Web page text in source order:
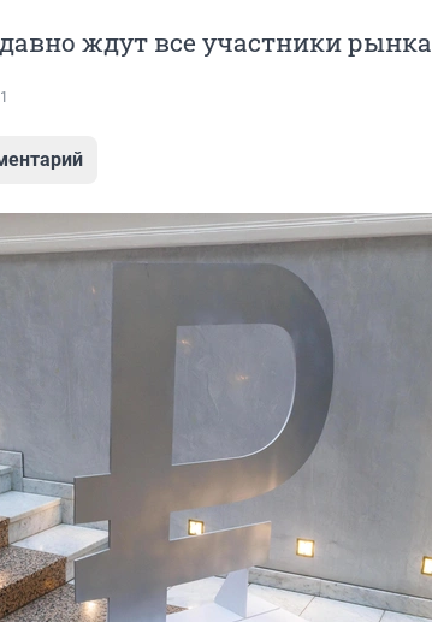
ждут все участники рынка